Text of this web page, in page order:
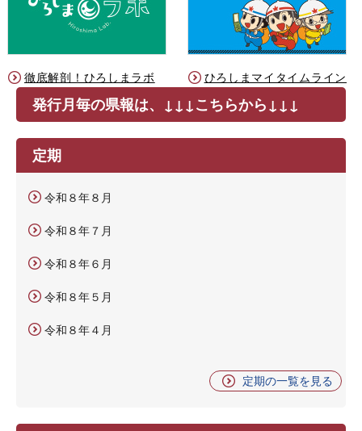
徹底解剖！ひろしまラボ ひろしまマイタイムライン
発行月毎の県報は、↓↓↓こちらから↓↓↓
定期
令和８年８月
令和８年７月
令和８年６月
令和８年５月
令和８年４月
定期の一覧を見る